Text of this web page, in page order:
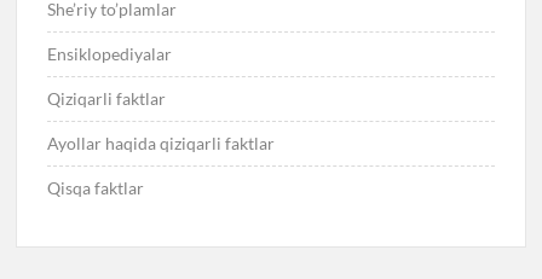
She’riy to’plamlar
Ensiklopediyalar
Qiziqarli faktlar
Ayollar haqida qiziqarli faktlar
Qisqa faktlar